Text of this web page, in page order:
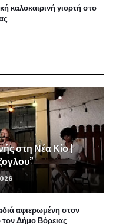
καλοκαιρινή γιορτή στο
στη Νέα Κίο |
αφιερωμένη στον
Δήμο Βόρειας